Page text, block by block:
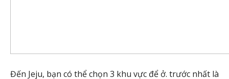
Đến Jeju, bạn có thể chọn 3 khu vực để ở. trước nhất là